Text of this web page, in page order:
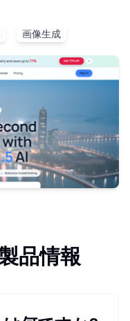
画像生成
品情報